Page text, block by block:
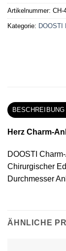
Artikelnummer: CH-
Kategorie: DOOSTI
BESCHREIBUNG
Herz Charm-
DOOSTI
Chirurgischer
Durchmesser
ÄHNLICHE